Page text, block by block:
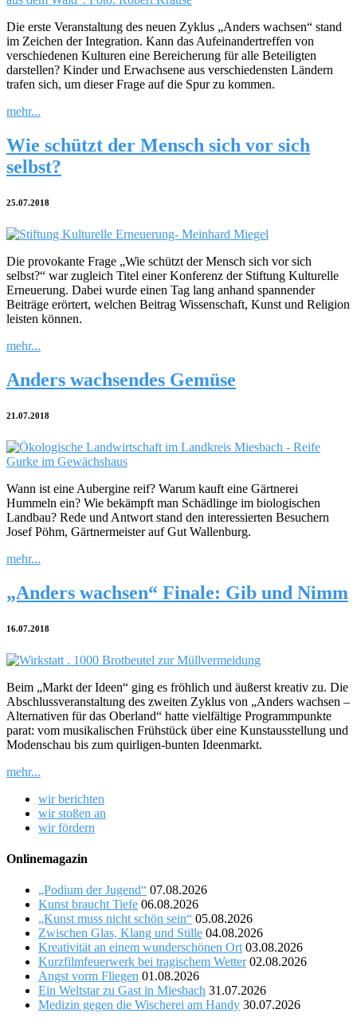
Die erste Veranstaltung des neuen Zyklus „Anders wachsen“ stand
im Zeichen der Integration. Kann das Aufeinandertreffen von
verschiedenen Kulturen eine Bereicherung für alle Beteiligten
darstellen? Kinder und Erwachsene aus verschiedensten Ländern
trafen sich, um dieser Frage auf die Spur zu kommen.
mehr...
Wie schützt der Mensch sich vor sich
selbst?
25.07.2018
Die provokante Frage „Wie schützt der Mensch sich vor sich
selbst?“ war zugleich Titel einer Konferenz der Stiftung Kulturelle
Erneuerung. Dabei wurde einen Tag lang anhand spannender
Beiträge erörtert, welchen Beitrag Wissenschaft, Kunst und Religion
leisten können.
mehr...
Anders wachsendes Gemüse
21.07.2018
Wann ist eine Aubergine reif? Warum kauft eine Gärtnerei
Hummeln ein? Wie bekämpft man Schädlinge im biologischen
Landbau? Rede und Antwort stand den interessierten Besuchern
Josef Pöhm, Gärtnermeister auf Gut Wallenburg.
mehr...
„Anders wachsen“ Finale: Gib und Nimm
16.07.2018
Beim „Markt der Ideen“ ging es fröhlich und äußerst kreativ zu. Die
Abschlussveranstaltung des zweiten Zyklus von „Anders wachsen –
Alternativen für das Oberland“ hatte vielfältige Programmpunkte
parat: vom musikalischen Frühstück über eine Kunstausstellung und
Modenschau bis zum quirligen-bunten Ideenmarkt.
mehr...
wir berichten
wir stoßen an
wir fördern
Onlinemagazin
„Podium der Jugend“ 07.08.2026
Kunst braucht Tiefe 06.08.2026
„Kunst muss nicht schön sein“ 05.08.2026
Zwischen Glas, Klang und Stille 04.08.2026
Kreativität an einem wunderschönen Ort 03.08.2026
Kurzfilmfeuerwerk bei tragischem Wetter 02.08.2026
Angst vorm Fliegen 01.08.2026
Ein Weltstar zu Gast in Miesbach 31.07.2026
Medizin gegen die Wischerei am Handy 30.07.2026